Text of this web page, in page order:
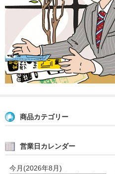
商品カテゴリー
営業日カレンダー
今月(2026年8月)